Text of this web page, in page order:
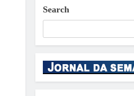
Search